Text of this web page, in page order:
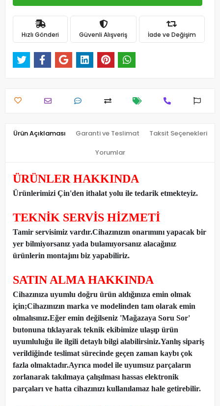
Hızlı Gönderi Güvenli Alışveriş İade ve Değişim
Ürün Açıklaması Garanti ve Teslimat Taksit Seçenekleri
Yorumlar
ÜRÜNLER HAKKINDA
Ürünlerimizi Çin'den ithalat yolu ile tedarik etmekteyiz.
TEKNİK SERVİS HİZMETİ
Tamir servisimiz vardır.Cihazınızın onarımını yapacak bir
yer bilmiyorsanız yada bulamıyorsanız alacağınız
ürünlerin montajını biz yapabiliriz.
SATIN ALMA HAKKINDA
Cihazınıza uyumlu doğru ürün aldığınıza emin olmak
için;Cihazınızın marka ve modelinden tam olarak emin
olmalısınız.Eğer emin değilseniz 'Mağazaya Soru Sor'
butonuna tıklayarak teknik ekibimize ulaşıp ürün
uyumluluğu ile ilgili detaylı bilgi alabilirsiniz.Yanlış sipariş
verildiğinde teslimat sürecinde geçen zaman kaybı çok
fazla olmaktadır.Ayrıca model ile uyumsuz parçaların
zorlanarak takılmaya çalışılması hassas elektronik
parçaları ve hatta cihazınızı kullanılamaz hale getirebilir.